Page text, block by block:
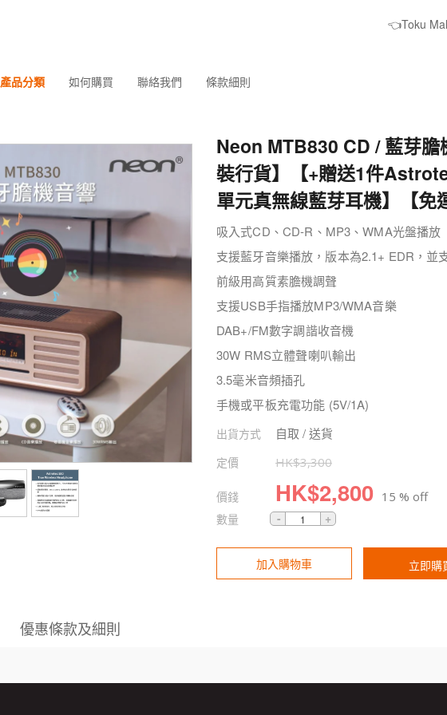
👈Toku
產品分類 如何購買 聯絡我們 條款細則
Neon MTB830 CD / 藍芽膽
裝行貨】【+贈送1件
單元真無線藍芽耳機】【免
吸入式CD、CD-R、MP3、WMA光盤播放
支援藍牙音樂播放，版本為2.1+ EDR，並
前級用高質素膽機調聲
支援USB手指播放MP3/WMA音樂
DAB+/FM數字調諧收音機
30W RMS立體聲喇叭輸出
3.5毫米音頻插孔
手機或平板充電功能 (5V/1A)
出貨方式 自取 / 送貨
定價 HK$3,300
價錢 HK$2,800 15 % off
數量
加入購物車 立即購
優惠條款及細則